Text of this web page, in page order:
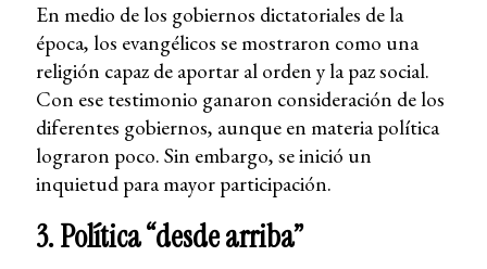
En medio de los gobiernos dictatoriales de la
época, los evangélicos se mostraron como una
religión capaz de aportar al orden y la paz social.
Con ese testimonio ganaron consideración de los
diferentes gobiernos, aunque en materia política
lograron poco. Sin embargo, se inició un
inquietud para mayor participación.
3. Política “desde arriba”